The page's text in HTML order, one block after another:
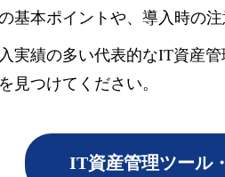
基本ポイントや、導入時の注
実績の多い代表的なIT資産
見つけてください。
IT資産管理ツール